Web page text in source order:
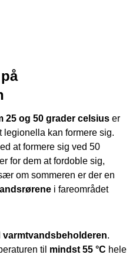
25 og 50 grader celsius er
legionella kan formere sig.
at formere sig ved 50
for dem at fordoble sig,
om sommeren er der en
i fareområdet
varmtvandsbeholderen.
til mindst 55 °C hele